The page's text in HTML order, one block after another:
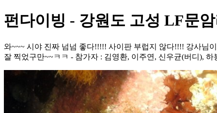
펀다이빙 - 강원도 고성 LF문
와~~~ 시야 진짜 넘넘 좋다!!!!! 사이판 부럽지 않다!!!! 강사님
잘 찍었구만~~ㅋㅋ - 참가자 : 김영환, 이주연, 신우균(버디),